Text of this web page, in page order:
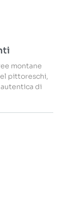
montane
pittoreschi,
di